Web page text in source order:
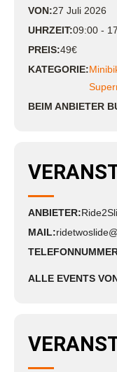
VON:27 Juli 2026
UHRZEIT:09:00 -
PREIS:49€
KATEGORIE:
BEIM ANBIETER
ANBIETER:
MAIL:
ALLE EVENTS